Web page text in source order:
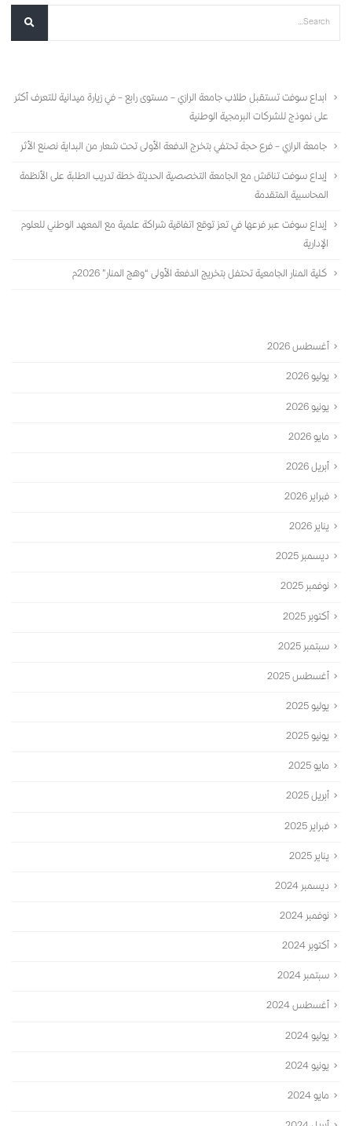
ابداع سوفت تستقبل طلاب جامعة الرازي – مستوى رابع – في زيارة ميدانية للتعرف أكثر
على نموذج للشركات البرمجية الوطنية
جامعة الرازي – فرع حجة تحتفي بتخرج الدفعة الأولى تحت شعار من البداية نصنع الأثر
إبداع سوفت تناقش مع الجامعة التخصصية الحديثة خطة تدريب الطلبة على الأنظمة
المحاسبية المتقدمة
إبداع سوفت عبر فرعها في تعز توقع اتفاقية شراكة علمية مع المعهد الوطني للعلوم
الإدارية
كلية المنار الجامعية تحتفل بتخريج الدفعة الأولى “وهج المنار” 2026م
أغسطس 2026
يوليو 2026
يونيو 2026
مايو 2026
أبريل 2026
فبراير 2026
يناير 2026
ديسمبر 2025
نوفمبر 2025
أكتوبر 2025
سبتمبر 2025
أغسطس 2025
يوليو 2025
يونيو 2025
مايو 2025
أبريل 2025
فبراير 2025
يناير 2025
ديسمبر 2024
نوفمبر 2024
أكتوبر 2024
سبتمبر 2024
أغسطس 2024
يوليو 2024
يونيو 2024
مايو 2024